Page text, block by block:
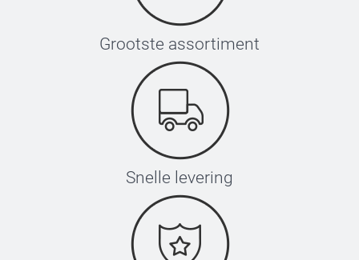
Grootste assortiment
Snelle levering